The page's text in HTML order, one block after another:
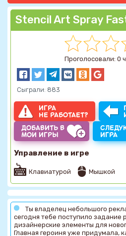
Stencil Art Spray
Проголосовали: 0
Сыграли: 883
ИГРА
НЕ РАБОТАЕТ?
ДОБАВИТЬ В
МОИ ИГРЫ
ИГРА
Управление в игре
Клавиатурой Мышкой
Ты владелец небольшого
сегодня тебе поступило задание
дизайнерские элементы для
Главная героиня уже придумала,